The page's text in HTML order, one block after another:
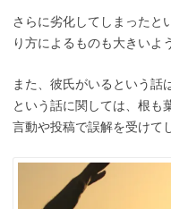
さらに劣化してしまったと
り方によるものも大きいよ
また、彼氏がいるという話
という話に関しては、根も
言動や投稿で誤解を受けて